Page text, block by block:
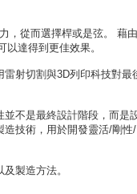
，從而選擇桿或是弦。 藉由
以達得到更佳效果。
射切割與3D列印科技對最
不是最終設計階段，而是
造技術，用於開發靈活/剛性/
製造方法。